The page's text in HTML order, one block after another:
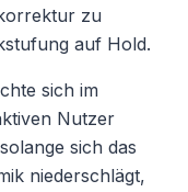
zu
auf Hold.
sich im
Nutzer
sich das
niederschlägt,